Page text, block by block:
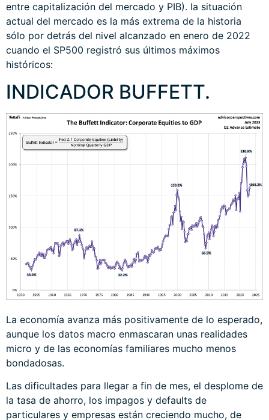
entre capitalización del mercado y PIB). la situación
actual del mercado es la más extrema de la historia
sólo por detrás del nivel alcanzado en enero de 2022
cuando el SP500 registró sus últimos máximos
históricos:
INDICADOR BUFFETT.
La economía avanza más positivamente de lo esperado,
aunque los datos macro enmascaran unas realidades
micro y de las economías familiares mucho menos
bondadosas.
Las dificultades para llegar a fin de mes, el desplome de
la tasa de ahorro, los impagos y defaults de
particulares y empresas están creciendo mucho, de